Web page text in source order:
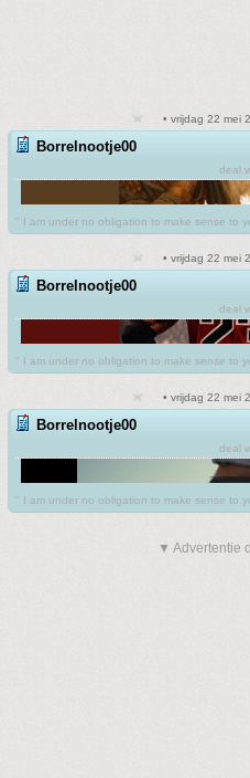
• vrijdag 22 mei
Borrelnootje00
deal
'' I am under no obligation to make sense to
• vrijdag 22 mei
Borrelnootje00
deal
'' I am under no obligation to make sense to
• vrijdag 22 mei
Borrelnootje00
deal
'' I am under no obligation to make sense to
▼ Advertentie